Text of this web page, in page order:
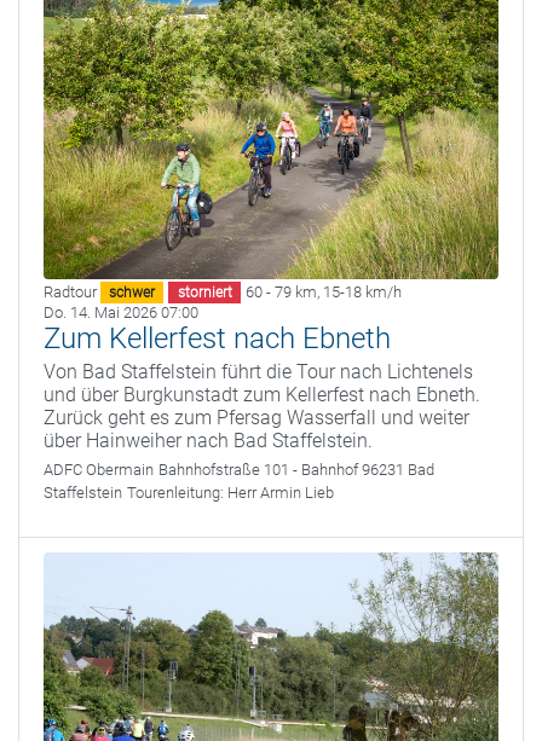
Radtour schwer storniert 60 - 79 km, 15-18 km/h
Do. 14. Mai 2026 07:00
Zum Kellerfest nach Ebneth
Von Bad Staffelstein führt die Tour nach Lichtenels
und über Burgkunstadt zum Kellerfest nach Ebneth.
Zurück geht es zum Pfersag Wasserfall und weiter
über Hainweiher nach Bad Staffelstein.
ADFC Obermain Bahnhofstraße 101 - Bahnhof 96231 Bad
Staffelstein Tourenleitung: Herr Armin Lieb